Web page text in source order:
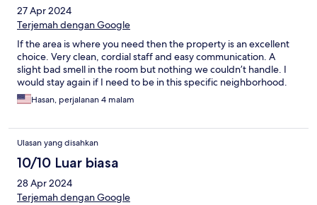
27 Apr 2024
Terjemah dengan Google
If the area is where you need then the property is an excellent
choice. Very clean, cordial staff and easy communication. A
slight bad smell in the room but nothing we couldn’t handle. I
would stay again if I need to be in this specific neighborhood.
Hasan, perjalanan 4 malam
Ulasan yang disahkan
10/10 Luar biasa
28 Apr 2024
Terjemah dengan Google